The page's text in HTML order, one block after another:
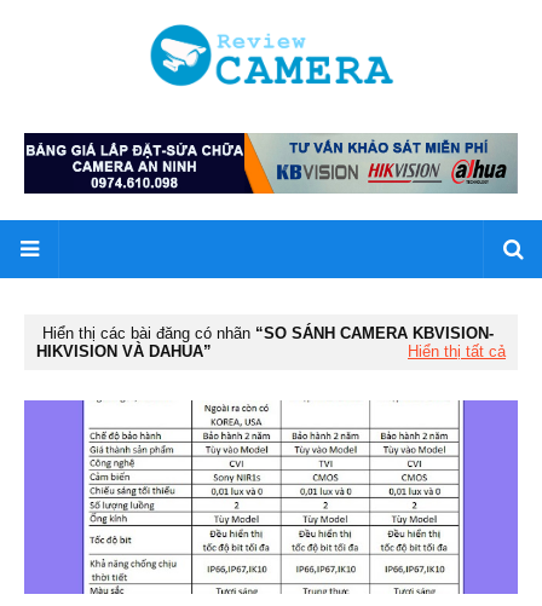
Hiển thị các bài đăng có nhãn
SO SÁNH CAMERA KBVISION-
HIKVISION VÀ DAHUA
Hiển thị tất cả